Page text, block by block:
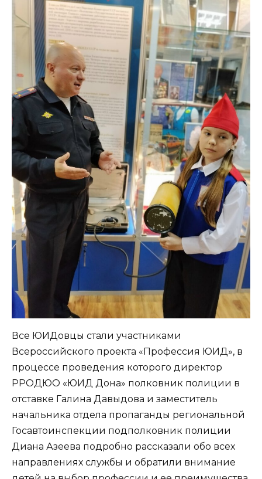
Все ЮИДовцы стали участниками
Всероссийского проекта «Профессия ЮИД», в
процессе проведения которого директор
РРОДЮО «ЮИД Дона» полковник полиции в
отставке Галина Давыдова и заместитель
начальника отдела пропаганды региональной
Госавтоинспекции подполковник полиции
Диана Азеева подробно рассказали обо всех
направлениях службы и обратили внимание